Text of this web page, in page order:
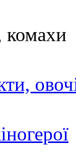
комахи